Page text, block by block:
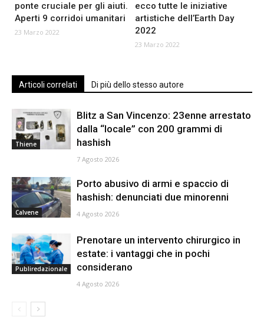
ponte cruciale per gli aiuti.
Aperti 9 corridoi umanitari
23 Marzo 2022
ecco tutte le iniziative
artistiche dell’Earth Day
2022
23 Marzo 2022
Articoli correlati Di più dello stesso autore
Thiene
Blitz a San Vincenzo: 23enne arrestato
dalla “locale” con 200 grammi di
hashish
7 Agosto 2026
Calvene
Porto abusivo di armi e spaccio di
hashish: denunciati due minorenni
4 Agosto 2026
Publiredazionale
Prenotare un intervento chirurgico in
estate: i vantaggi che in pochi
considerano
4 Agosto 2026